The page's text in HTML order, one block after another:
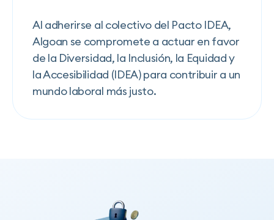
Al adherirse al colectivo del Pacto IDEA,
Algoan se compromete a actuar en favor
de la Diversidad, la Inclusión, la Equidad y
la Accesibilidad (IDEA) para contribuir a un
mundo laboral más justo.